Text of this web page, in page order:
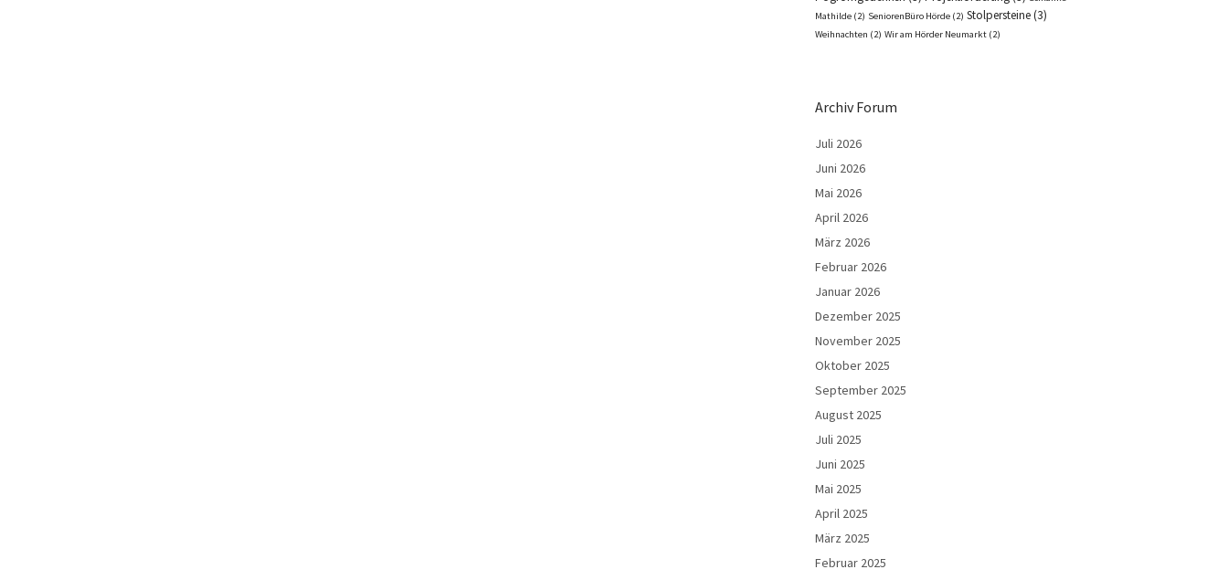
Mathilde (2) SeniorenBüro Hörde (2) Stolpersteine(3)
Weihnachten (2) Wir am Hörder Neumarkt (2)
Archiv Forum
Juli 2026
Juni 2026
Mai 2026
April 2026
März 2026
Februar 2026
Januar 2026
Dezember 2025
November 2025
Oktober 2025
September 2025
August 2025
Juli 2025
Juni 2025
Mai 2025
April 2025
März 2025
Februar 2025